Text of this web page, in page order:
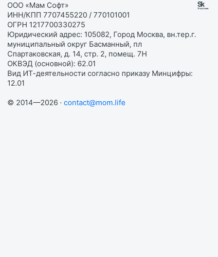
ООО «Мам Софт»
ИНН/КПП 7707455220 / 770101001
ОГРН 1217700330275
Юридический адрес: 105082, Город Москва, вн.тер.г.
муниципальный округ Басманный, пл
Спартаковская, д. 14, стр. 2, помещ. 7Н
ОКВЭД (основной): 62.01
Вид ИТ-деятельности согласно приказу Минцифры:
12.01
© 2014—2026 · contact@mom.life